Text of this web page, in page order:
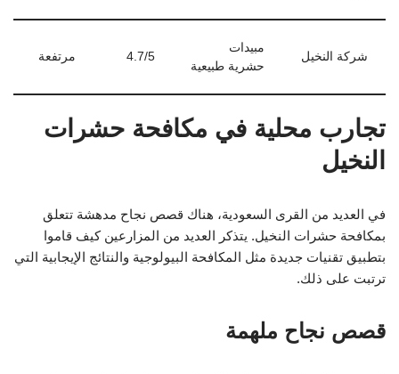
شركة النخيل
مبيدات
حشرية طبيعية
4.7/5 مرتفعة
تجارب محلية في مكافحة حشرات
النخيل
في العديد من القرى السعودية، هناك قصص نجاح مدهشة تتعلق
بمكافحة حشرات النخيل. يتذكر العديد من المزارعين كيف قاموا
بتطبيق تقنيات جديدة مثل المكافحة البيولوجية والنتائج الإيجابية التي
ترتبت على ذلك.
قصص نجاح ملهمة